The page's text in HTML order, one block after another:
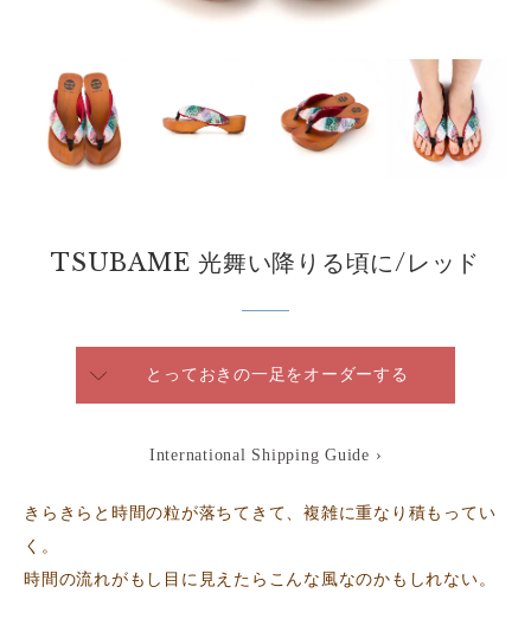
TSUBAME 光舞い降りる頃に/レッド
とっておきの一足をオーダーする
International Shipping Guide ›
きらきらと時間の粒が落ちてきて、複雑に重なり積もってい
く。
時間の流れがもし目に見えたらこんな風なのかもしれない。